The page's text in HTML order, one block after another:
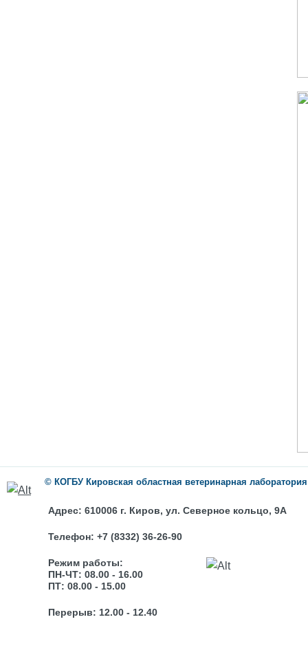
© КОГБУ Кировская областная ветеринарная лаборатория
Адрес: 610006 г. Киров, ул. Северное кольцо, 9А
Телефон: +7 (8332) 36-26-90
Режим работы:
ПН-ЧТ: 08.00 - 16.00
ПТ: 08.00 - 15.00
Перерыв: 12.00 - 12.40